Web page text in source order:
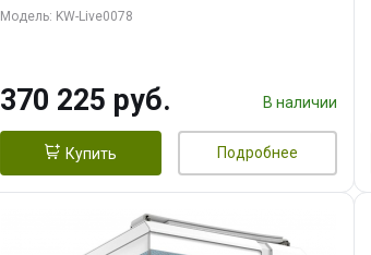
ОЗУ/ Palit RTX5080 GAMINGPRO
Модель: KW-Live0078
370 225 руб. В наличии
Купить Подробнее